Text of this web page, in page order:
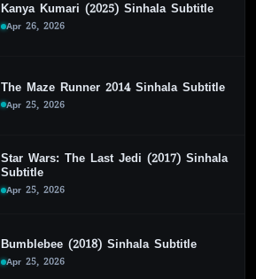
Kanya Kumari (2025) Sinhala Subtitle
Apr 26, 2026
The Maze Runner 2014 Sinhala Subtitle
Apr 25, 2026
Star Wars: The Last Jedi (2017) Sinhala
Subtitle
Apr 25, 2026
Bumblebee (2018) Sinhala Subtitle
Apr 25, 2026